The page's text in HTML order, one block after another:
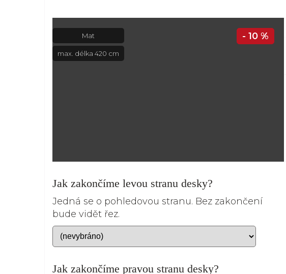
Mat
max. délka 420 cm
- 10 %
Jak zakončíme levou stranu desky?
Jedná se o pohledovou stranu. Bez zakončení
bude vidět řez.
Jak zakončíme pravou stranu desky?